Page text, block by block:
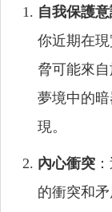
自我保護
你近期在
脅可能來
夢境中的
現。
內心衝突
的衝突和